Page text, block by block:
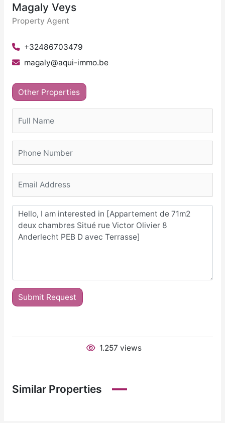
Magaly Veys
Property Agent
+32486703479
magaly@aqui-immo.be
Other Properties
Submit Request
1.257 views
Similar Properties